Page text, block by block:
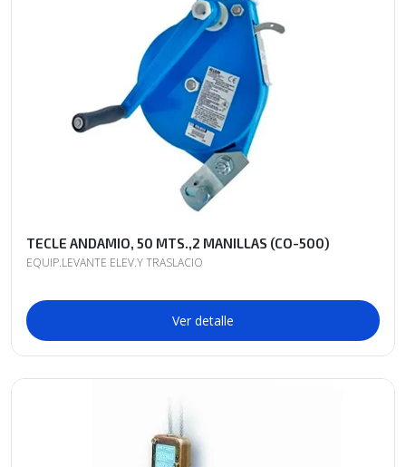
TECLE ANDAMIO, 50 MTS.,2 MANILLAS (CO-500)
EQUIP.LEVANTE ELEV.Y TRASLACIO
Ver detalle